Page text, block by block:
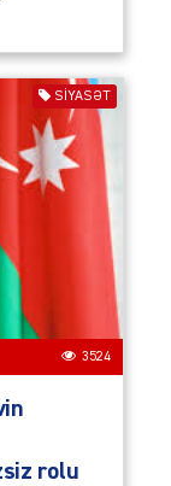
SIYASƏT
3524
rolu